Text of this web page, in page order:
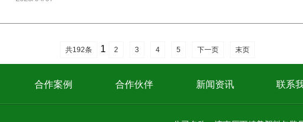
共192条 1 2 3 4 5 下一页 末页
合作案例 合作伙伴 新闻资讯 联系